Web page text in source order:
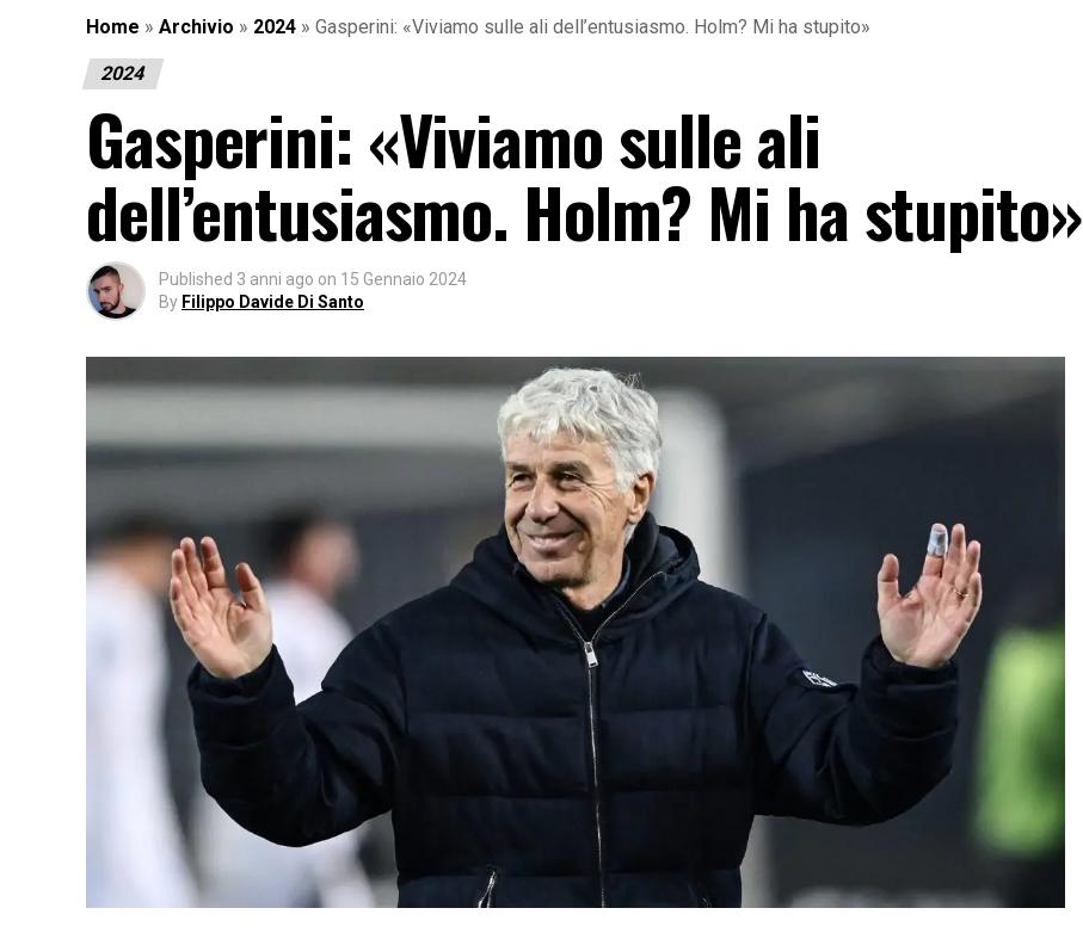
Home » Archivio » 2024 » Gasperini: «Viviamo sulle ali dell’entusiasmo. Holm? Mi ha stupito»
2024
Gasperini: «Viviamo sulle ali
dell’entusiasmo. Holm? Mi ha stupito»
Published 3 anni ago on 15 Gennaio 2024
By Filippo Davide Di Santo